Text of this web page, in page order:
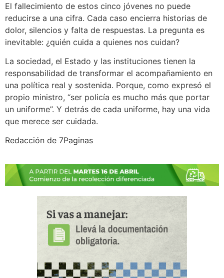
El fallecimiento de estos cinco jóvenes no puede
reducirse a una cifra. Cada caso encierra historias de
dolor, silencios y falta de respuestas. La pregunta es
inevitable: ¿quién cuida a quienes nos cuidan?
La sociedad, el Estado y las instituciones tienen la
responsabilidad de transformar el acompañamiento en
una política real y sostenida. Porque, como expresó el
propio ministro, “ser policía es mucho más que portar
un uniforme”. Y detrás de cada uniforme, hay una vida
que merece ser cuidada.
Redacción de 7Paginas